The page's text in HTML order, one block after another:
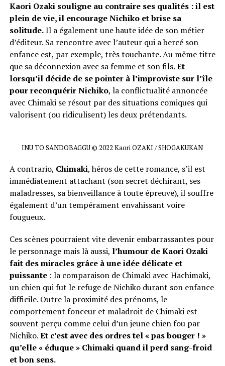
Kaori Ozaki souligne au contraire ses qualités : il est
plein de vie, il encourage Nichiko et brise sa
solitude.Il a également une haute idée de son métier
d’éditeur. Sa rencontre avec l’auteur qui a bercé son
enfance est, par exemple, très touchante. Au même titre
que sa déconnexion avec sa femme et son fils.Et
lorsqu’il décide de se pointer à l’improviste sur l’île
pour reconquérir Nichiko, la conflictualité annoncée
avec Chimaki se résout par des situations comiques qui
valorisent (ou ridiculisent) les deux prétendants.
INU TO SANDOBAGGU © 2022 Kaori OZAKI / SHOGAKUKAN
A contrario, Chimaki, héros de cette romance, s’il est
immédiatement attachant (son secret déchirant, ses
maladresses, sa bienveillance à toute épreuve), il souffre
également d’un tempérament envahissant voire
fougueux.
Ces scènes pourraient vite devenir embarrassantes pour
le personnage mais là aussi, l’humour de Kaori Ozaki
fait des miracles grâce à une idée délicate et
puissante: la comparaison de Chimaki avec Hachimaki,
un chien qui fut le refuge de Nichiko durant son enfance
difficile. Outre la proximité des prénoms, le
comportement fonceur et maladroit de Chimaki est
souvent perçu comme celui d’un jeune chien fou par
Nichiko.Et c’est avec des ordres tel « pas bouger ! »
qu’elle « éduque » Chimaki quand il perd sang-froid
et bon sens.